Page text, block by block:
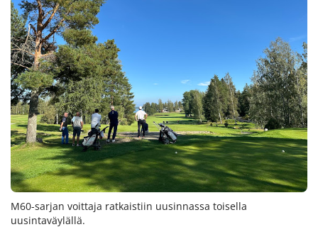
M60-sarjan voittaja ratkaistiin uusinnassa toisella
uusintaväylällä.